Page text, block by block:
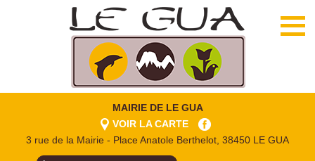
MAIRIE DE LE GUA
VOIR LA CARTE
3 rue de la Mairie - Place Anatole Berthelot, 38450 LE GUA